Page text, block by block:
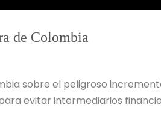
de Colombia
sobre el peligroso
evitar intermediarios